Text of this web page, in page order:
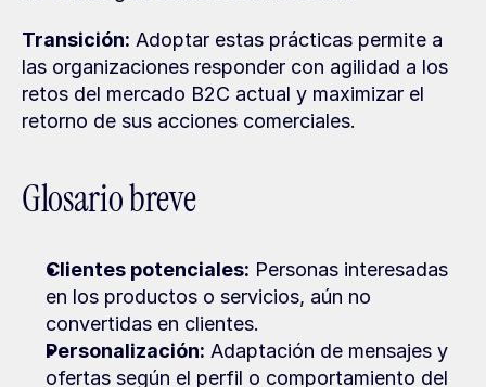
Transición: Adoptar estas prácticas permite a
las organizaciones responder con agilidad a los
retos del mercado B2C actual y maximizar el
retorno de sus acciones comerciales.
Glosario breve
Clientes potenciales: Personas interesadas
en los productos o servicios, aún no
convertidas en clientes.
Personalización: Adaptación de mensajes y
ofertas según el perfil o comportamiento del